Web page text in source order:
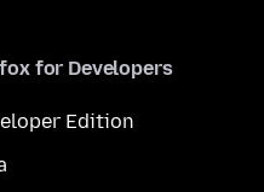
for Developers
Edition